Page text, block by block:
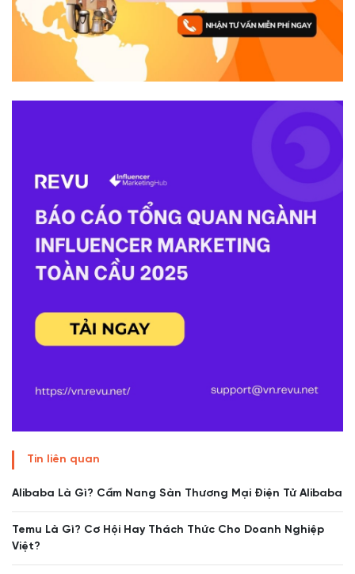
Tin liên quan
Alibaba Là Gì? Cẩm Nang Sàn Thương Mại Điện Tử Alibaba
Temu Là Gì? Cơ Hội Hay Thách Thức Cho Doanh Nghiệp
Việt?